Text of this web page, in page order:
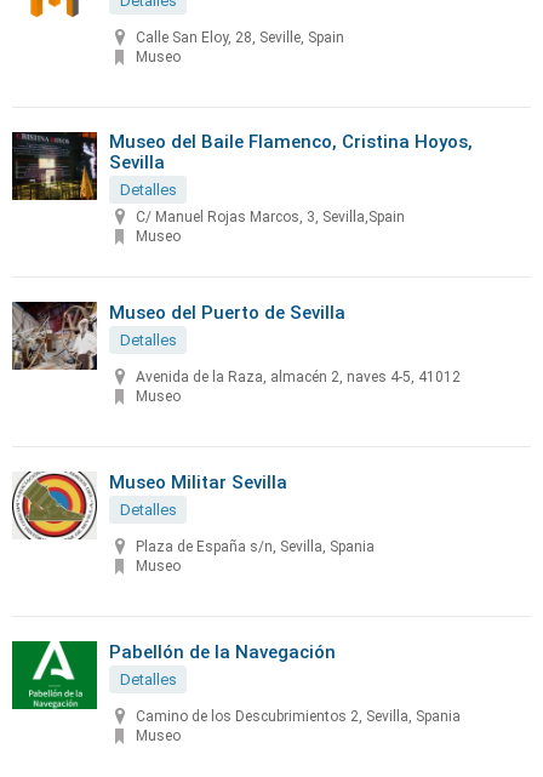
Calle San Eloy, 28, Seville, Spain
Museo
Museo del Baile Flamenco, Cristina Hoyos,
Sevilla
Detalles
C/ Manuel Rojas Marcos, 3, Sevilla,Spain
Museo
Museo del Puerto de Sevilla
Detalles
Avenida de la Raza, almacén 2, naves 4-5, 41012
Museo
Museo Militar Sevilla
Detalles
Plaza de España s/n, Sevilla, Spania
Museo
Pabellón de la Navegación
Detalles
Camino de los Descubrimientos 2, Sevilla, Spania
Museo